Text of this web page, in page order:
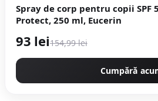
Spray de corp pentru copii SPF
Protect, 250 ml, Eucerin
93 lei154,99 lei
Cumpără